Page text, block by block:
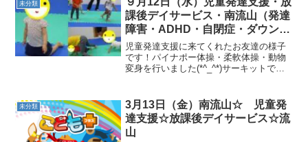
未分類
課後デイサービス・南流山（発達
障害・ADHD・自閉症・ダウン
症・姿勢が悪い・体幹・粗大運
動・発語）
児童発達支援に来てくれたお友達の様子
です！パイナポー体操・柔軟体操・動物
変身を行いました(*^_^*)サーキットで
一本橋ジャンプ・山登り・おいもコロコ
ロカメコースター・...
未分類
3月13日（金）南流山☆ 児童発
達支援☆放課後デイサービス☆流
山